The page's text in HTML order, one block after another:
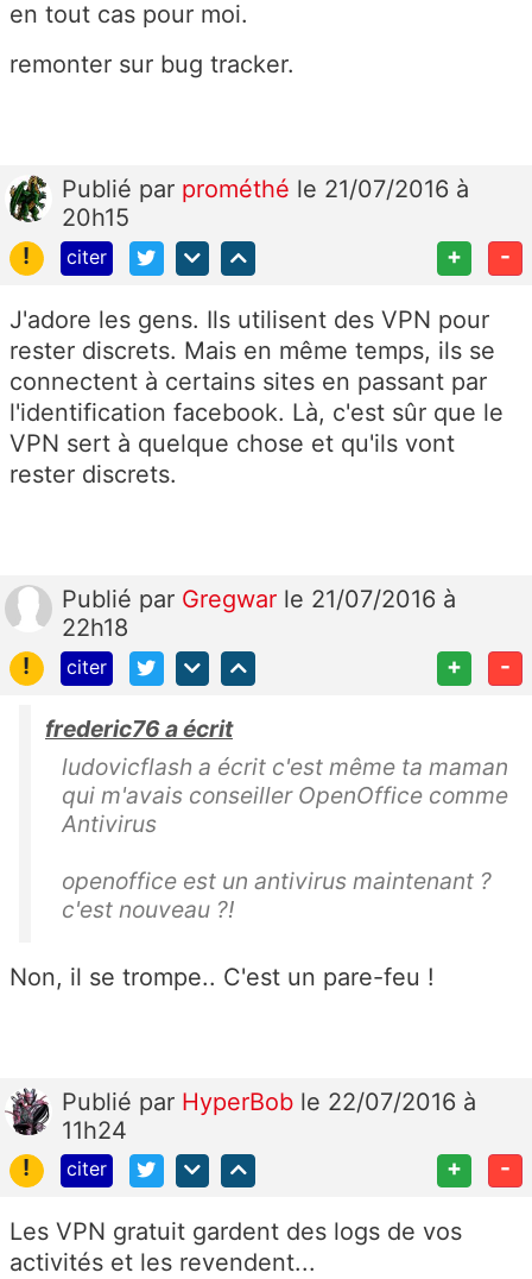
en tout cas pour moi.
remonter sur bug tracker.
Publié par prométhé le 21/07/2016 à
20h15
!
citer + -
J'adore les gens. Ils utilisent des VPN pour
rester discrets. Mais en même temps, ils se
connectent à certains sites en passant par
l'identification facebook. Là, c'est sûr que le
VPN sert à quelque chose et qu'ils vont
rester discrets.
Publié par Gregwar le 21/07/2016 à
22h18
!
citer + -
frederic76 a écrit
ludovicflash a écrit c'est même ta maman
qui m'avais conseiller OpenOffice comme
Antivirus
openoffice est un antivirus maintenant ?
c'est nouveau ?!
Non, il se trompe.. C'est un pare-feu !
Publié par HyperBob le 22/07/2016 à
11h24
!
citer + -
Les VPN gratuit gardent des logs de vos
activités et les revendent...